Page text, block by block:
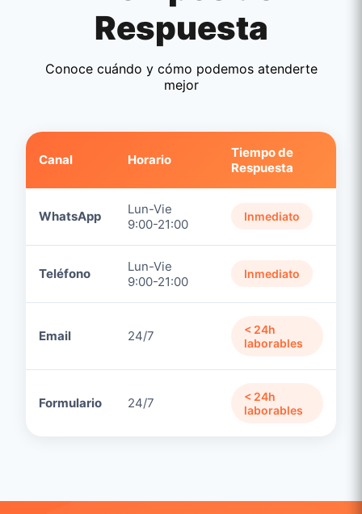
Respuesta
Conoce cuándo y cómo podemos atenderte
mejor
Canal Horario
Tiempo de
Respuesta
WhatsApp
Lun-Vie
9:00-21:00
Inmediato
Teléfono
Lun-Vie
9:00-21:00
Inmediato
Email 24/7
< 24h
laborables
Formulario 24/7
< 24h
laborables